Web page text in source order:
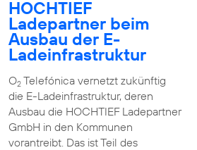
HOCHTIEF
Ladepartner beim
Ausbau der E-
Ladeinfrastruktur
O2Telefónica vernetzt zukünftig
die E-Ladeinfrastruktur, deren
Ausbau die HOCHTIEF Ladepartner
GmbH in den Kommunen
vorantreibt. Das ist Teil des